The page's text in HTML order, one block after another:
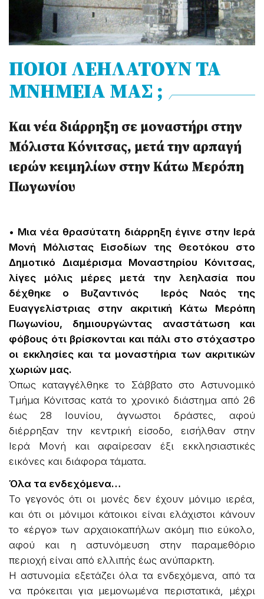
ΠΟΙΟΙ ΛΕΗΛΑΤΟΥΝ ΤΑ
ΜΝΗΜΕΙΑ ΜΑΣ ;
Και νέα διάρρηξη σε μοναστήρι στην
Μόλιστα Κόνιτσας, μετά την αρπαγή
ιερών κειμηλίων στην Κάτω Μερόπη
Πωγωνίου
• Μια νέα θρασύτατη διάρρηξη έγινε στην Ιερά
Μονή Μόλιστας Εισοδίων της Θεοτόκου στο
Δημοτικό Διαμέρισμα Μοναστηρίου Κόνιτσας,
λίγες μόλις μέρες μετά την λεηλασία που
δέχθηκε ο Βυζαντινός Ιερός Ναός της
Ευαγγελίστριας στην ακριτική Κάτω Μερόπη
Πωγωνίου, δημιουργώντας αναστάτωση και
φόβους ότι βρίσκονται και πάλι στο στόχαστρο
οι εκκλησίες και τα μοναστήρια των ακριτικών
χωριών μας.
Όπως καταγγέλθηκε το Σάββατο στο Αστυνομικό
Τμήμα Κόνιτσας κατά το χρονικό διάστημα από 26
έως 28 Ιουνίου, άγνωστοι δράστες, αφού
διέρρηξαν την κεντρική είσοδο, εισήλθαν στην
Ιερά Μονή και αφαίρεσαν έξι εκκλησιαστικές
εικόνες και διάφορα τάματα.
Όλα τα ενδεχόμενα…
Το γεγονός ότι οι μονές δεν έχουν μόνιμο ιερέα,
και ότι οι μόνιμοι κάτοικοι είναι ελάχιστοι κάνουν
το «έργο» των αρχαιοκαπήλων ακόμη πιο εύκολο,
αφού και η αστυνόμευση στην παραμεθόριο
περιοχή είναι από ελλιπής έως ανύπαρκτη.
Η αστυνομία εξετάζει όλα τα ενδεχόμενα, από τα
να πρόκειται για μεμονωμένα περιστατικά, μέχρι